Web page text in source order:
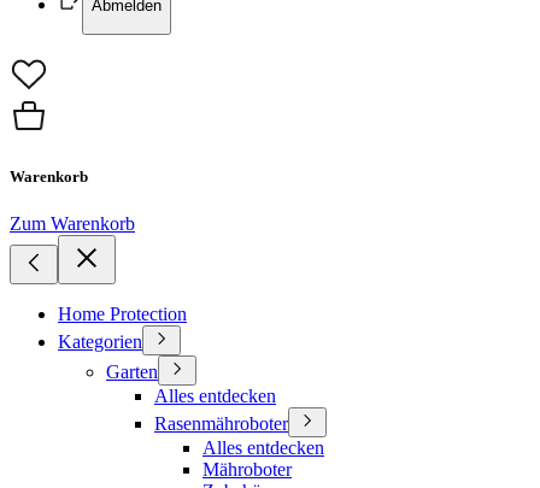
Abmelden
Warenkorb
Zum Warenkorb
Home Protection
Kategorien
Garten
Alles entdecken
Rasenmähroboter
Alles entdecken
Mähroboter